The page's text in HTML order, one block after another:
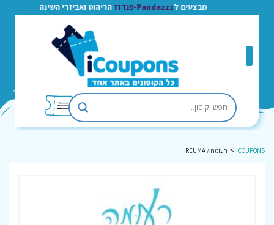
מבצעים ל Pandazzz-פנדזז הריהוט ואביזרי השינה
ICOUPONS
> רעומה / REUMA